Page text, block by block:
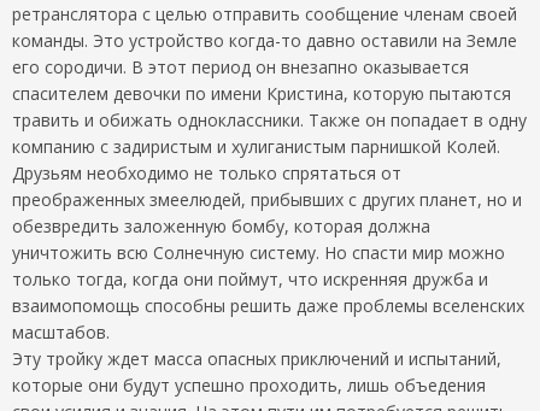
ретранслятора с целью отправить сообщение членам своей
команды. Это устройство когда-то давно оставили на Земле
его сородичи. В этот период он внезапно оказывается
спасителем девочки по имени Кристина, которую пытаются
травить и обижать одноклассники. Также он попадает в одну
компанию с задиристым и хулиганистым парнишкой Колей.
Друзьям необходимо не только спрятаться от
преображенных змеелюдей, прибывших с других планет, но и
обезвредить заложенную бомбу, которая должна
уничтожить всю Солнечную систему. Но спасти мир можно
только тогда, когда они поймут, что искренняя дружба и
взаимопомощь способны решить даже проблемы вселенских
масштабов.
Эту тройку ждет масса опасных приключений и испытаний,
которые они будут успешно проходить, лишь объедения